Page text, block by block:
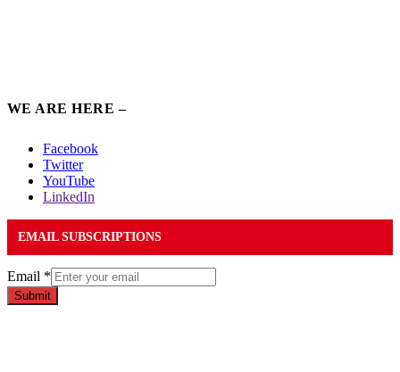
WE ARE HERE –
Facebook
Twitter
YouTube
LinkedIn
EMAIL SUBSCRIPTIONS
Email *
Submit